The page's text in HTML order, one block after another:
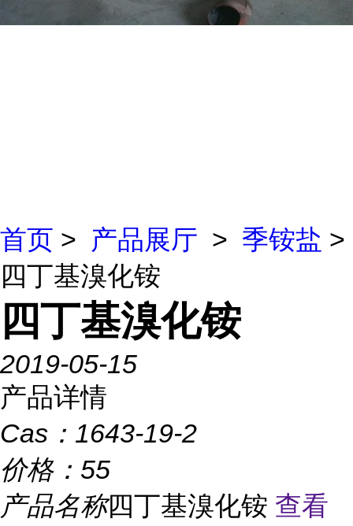
首页 > 产品展厅 > 季铵盐 >
四丁基溴化铵
四丁基溴化铵
2019-05-15
产品详情
Cas： 1643-19-2
价格： 55
产品名称四丁基溴化铵 查看